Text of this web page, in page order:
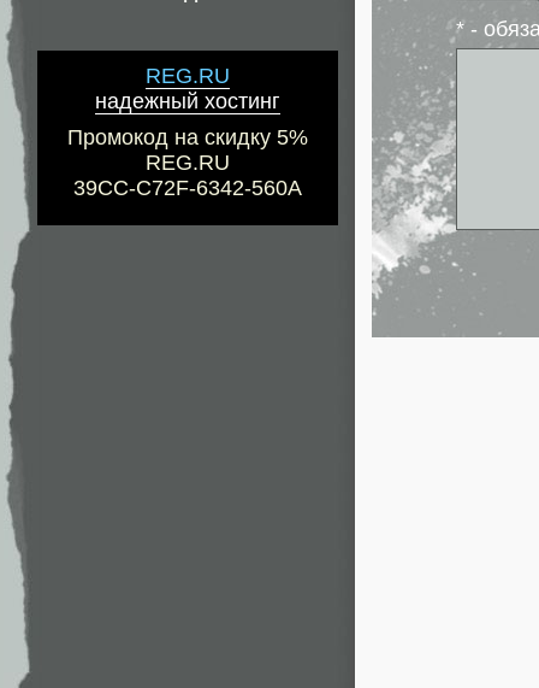
REG.RU
надежный хостинг
Промокод на скидку 5%
REG.RU
39CC-C72F-6342-560A
* -